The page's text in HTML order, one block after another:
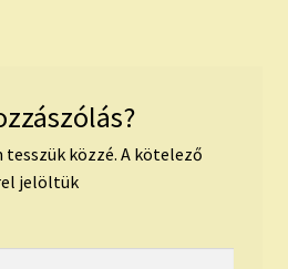
közzé. A kötelező
jelöltük